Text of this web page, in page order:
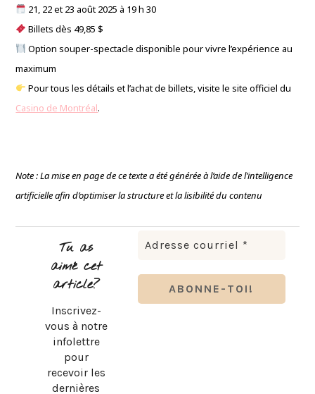
21, 22 et 23 août 2025 à 19 h 30
Billets dès 49,85 $
Option souper-spectacle disponible pour vivre l’expérience au
maximum
Pour tous les détails et l’achat de billets, visite le site officiel du
Casino de Montréal.
Note : La mise en page de ce texte a été générée à l’aide de l’intelligence
artificielle afin d’optimiser la structure et la lisibilité du contenu
Tu as
aimé cet
article?
Inscrivez-
vous à notre
infolettre
pour
recevoir les
dernières